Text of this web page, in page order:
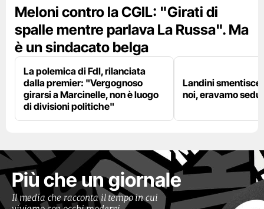
Meloni contro la CGIL: "Girati di
spalle mentre parlava La Russa". Ma
è un sindacato belga
La polemica di FdI, rilanciata
dalla premier: "Vergognoso
girarsi a Marcinelle, non è luogo
di divisioni politiche"
Landini
noi, eravamo
Più che un giornale
Il media che racconta il tempo in cui